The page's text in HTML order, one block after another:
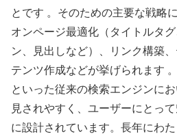
とです 。そのための主要な戦略
オンページ最適化（タイトルタ
ン、見出しなど）、リンク構築
テンツ作成などが挙げられます
といった従来の検索エンジンに
見されやすく、ユーザーにとっ
に設計されています。長年にわ